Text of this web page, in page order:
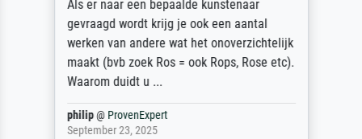
Als er naar een bepaalde kunstenaar
gevraagd wordt krijg je ook een aantal
werken van andere wat het onoverzichtelijk
maakt (bvb zoek Ros = ook Rops, Rose etc).
Waarom duidt u ...
philip@ ProvenExpert
September 23, 2025